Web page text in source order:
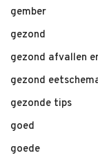
gember
gezond
gezond afvallen
gezond
gezonde tips
goed
goede